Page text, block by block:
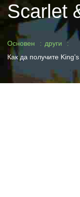
Scarlet
Основен
други
Как да получите